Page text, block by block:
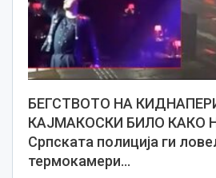
БЕГСТВОТО НА
КАЈМАКОСКИ БИЛО КАКО
Српската полиција ги
термокамери…